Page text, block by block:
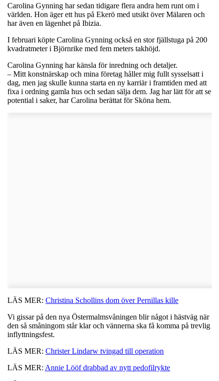
Carolina Gynning har sedan tidigare flera andra hem runt om i
världen. Hon äger ett hus på Ekerö med utsikt över Mälaren och
har även en lägenhet på Ibizia.
I februari köpte Carolina Gynning också en stor fjällstuga på 200
kvadratmeter i Björnrike med fem meters takhöjd.
Carolina Gynning har känsla för inredning och detaljer.
– Mitt konstnärskap och mina företag håller mig fullt sysselsatt i
dag, men jag skulle kunna starta en ny karriär i framtiden med att
fixa i ordning gamla hus och sedan sälja dem. Jag har lätt för att se
potential i saker, har Carolina berättat för Sköna hem.
LÄS MER: Christina Schollins dom över Pernillas kille
Vi gissar på den nya Östermalmsvåningen blir något i hästväg när
den så småningom står klar och vännerna ska få komma på trevlig
inflyttningsfest.
LÄS MER: Christer Lindarw tvingad till operation
LÄS MER: Annie Lööf drabbad av nytt pedofilrykte